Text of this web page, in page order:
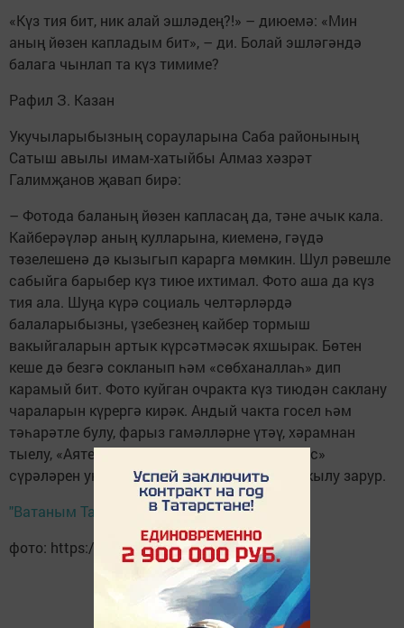
«Күз тия бит, ник алай эшләдең?!» – диюемә: «Мин
аның йөзен капладым бит», – ди. Болай эшләгәндә
балага чынлап та күз тимиме?
Рафил З. Казан
Укучыларыбызның сорауларына Саба районының
Сатыш авылы имам-хатыйбы Алмаз хәзрәт
Галимҗанов җавап бирә:
– Фотода баланың йөзен капласаң да, тәне ачык кала.
Кайберәүләр аның кулларына, киеменә, гәүдә
төзелешенә дә кызыгып карарга мөмкин. Шул рәвешле
сабыйга барыбер күз тиюе ихтимал. Фото аша да күз
тия ала. Шуңа күрә социаль челтәрләрдә
балаларыбызны, үзебезнең кайбер тормыш
вакыйгаларын артык күрсәтмәсәк яхшырак. Бөтен
кеше дә безгә сокланып һәм «сөбханаллаһ» дип
карамый бит. Фото куйган очракта күз тиюдән саклану
чараларын күрергә кирәк. Андый чакта госел һәм
тәһарәтле булу, фарыз гамәлләрне үтәү, хәрамнан
тыелу, «Аятел-көрси», «Ихлас», «Фәлак», «Нәс»
сүрәләрен укып, үз-үзеңне өшкерү, догалар кылу зарур.
"Ватаным Татарстан"
фото: https://pixabay.com/ru